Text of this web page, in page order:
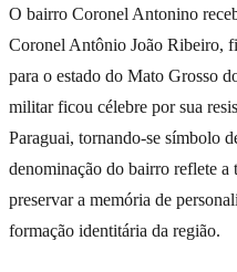
O bairro Coronel Antonino
Coronel Antônio João Ribeiro,
para o estado do Mato Grosso
militar ficou célebre por sua
Paraguai, tornando-se símbolo
denominação do bairro reflete a
preservar a memória de
formação identitária da região.